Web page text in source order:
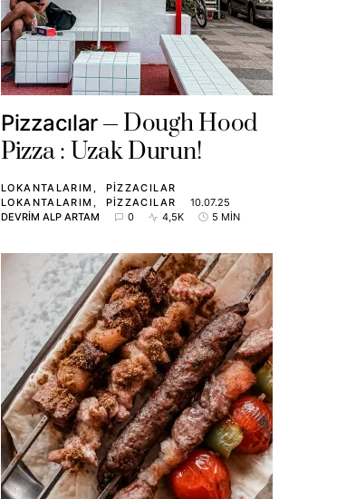
Pizzacılar
Dough Hood
Pizza : Uzak Durun!
LOKANTALARIM
PIZZACILAR
LOKANTALARIM
PIZZACILAR
10.07.25
DEVRIM ALP ARTAM
0 4,5K 5 MIN